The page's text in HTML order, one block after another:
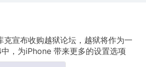
克宣布收购越狱论坛，越狱将作为一
，为iPhone 带来更多的设置选项